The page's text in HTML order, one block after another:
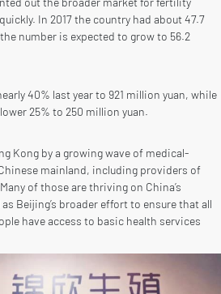
In 2017 the country had about 47.7
number is expected to grow to 56.2
40% last year to 921 million yuan, while
25% to 250 million yuan.
Kong by a growing wave of medical-
mainland, including providers of
of those are thriving on China’s
Beijing’s broader effort to ensure that all
have access to basic health services